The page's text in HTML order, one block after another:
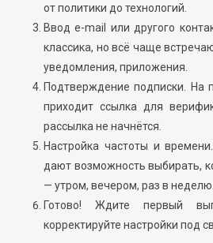
от политики до технологий.
Ввод e-mail или другого
классика, но всё чаще
уведомления, приложения.
Подтверждение подписки. На
приходит ссылка для
рассылка не начнётся.
Настройка частоты и
дают возможность выбирать,
— утром, вечером, раз в неделю.
Готово! Ждите первый
корректируйте настройки под